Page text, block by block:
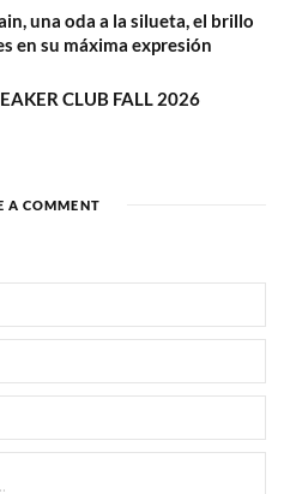
una oda a la silueta, el brillo
en su máxima expresión
CLUB FALL 2026
A COMMENT